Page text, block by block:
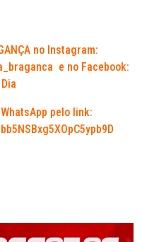
no Instagram:
e no Facebook:
pelo link: